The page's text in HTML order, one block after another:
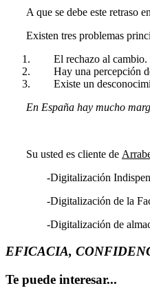
A que se debe este retraso
Existen tres problemas
El rechazo al cambio.
Hay una percepción
Existe un
En España hay mucho
Su usted es cliente de
-Digitalización
-Digitalización de la
-Digitalización de
EFICACIA,
Te puede interesar...